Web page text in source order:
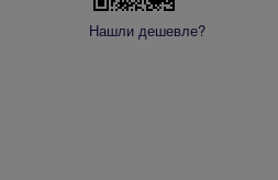
Нашли дешевле?